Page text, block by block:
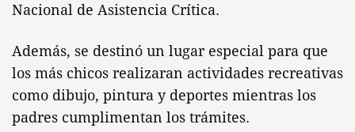
Nacional de Asistencia Crítica.
Además, se destinó un lugar especial para que
los más chicos realizaran actividades recreativas
como dibujo, pintura y deportes mientras los
padres cumplimentan los trámites.